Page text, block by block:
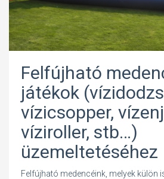
Felfújható
játékok
vízicsopper,
víziroller, stb…)
üzemeltetéséhez
Felfújható medencéink, melyek külön